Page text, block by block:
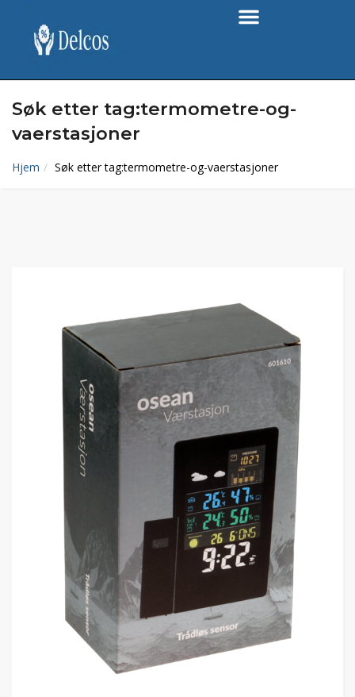
Søk etter tag:termometre-og-
vaerstasjoner
Hjem Søk etter tag:termometre-og-vaerstasjoner